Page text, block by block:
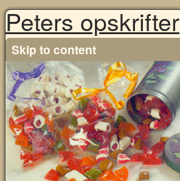
Peters opskrifter
Skip to content